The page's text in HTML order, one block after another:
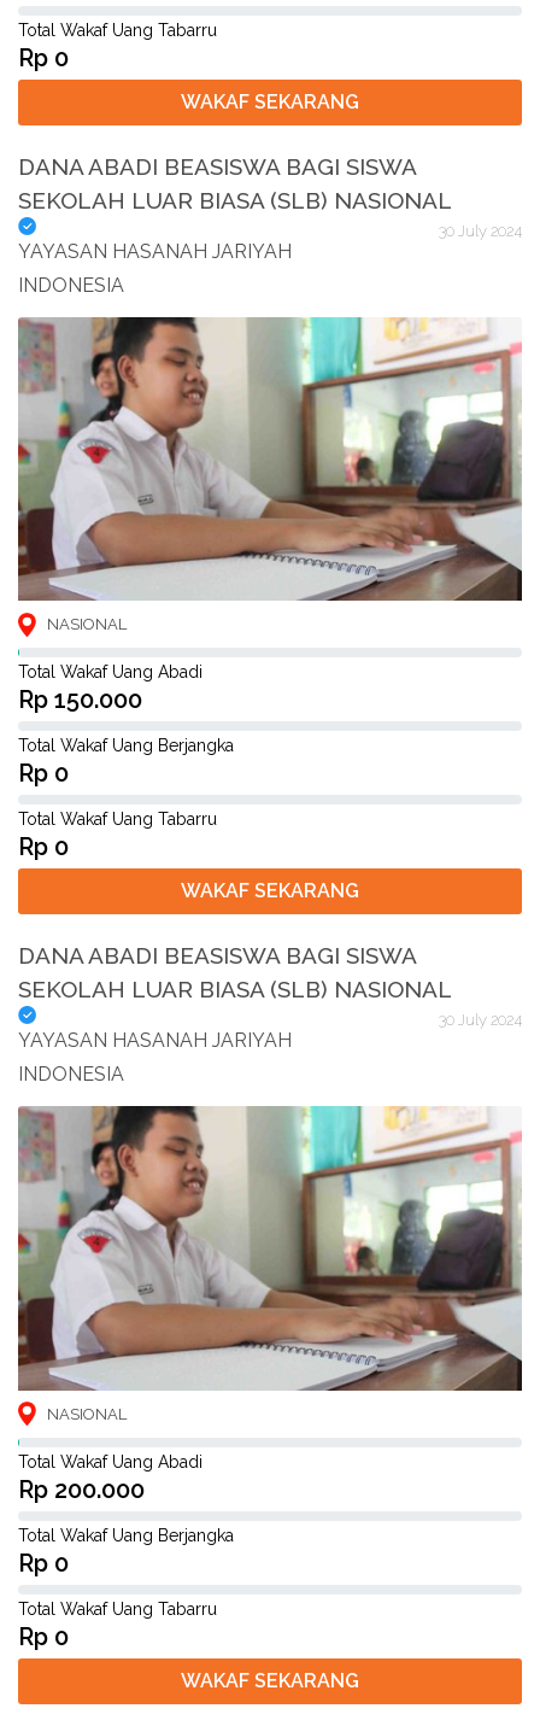
Total Wakaf Uang Tabarru
Rp 0
WAKAF SEKARANG
DANA ABADI BEASISWA BAGI SISWA
SEKOLAH LUAR BIASA (SLB) NASIONAL
YAYASAN HASANAH JARIYAH
INDONESIA
30 July 2024
NASIONAL
Total Wakaf Uang Abadi
Rp 150.000
Total Wakaf Uang Berjangka
Rp 0
Total Wakaf Uang Tabarru
Rp 0
WAKAF SEKARANG
DANA ABADI BEASISWA BAGI SISWA
SEKOLAH LUAR BIASA (SLB) NASIONAL
YAYASAN HASANAH JARIYAH
INDONESIA
30 July 2024
NASIONAL
Total Wakaf Uang Abadi
Rp 200.000
Total Wakaf Uang Berjangka
Rp 0
Total Wakaf Uang Tabarru
Rp 0
WAKAF SEKARANG